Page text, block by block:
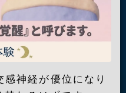
神経が優位になり